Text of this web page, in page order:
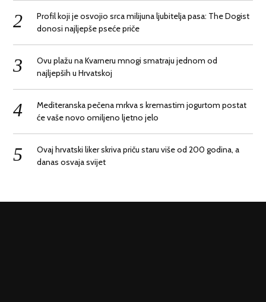
Profil koji je osvojio srca milijuna ljubitelja pasa: The Dogist
donosi najljepše pseće priče
Ovu plažu na Kvarneru mnogi smatraju jednom od
najljepših u Hrvatskoj
Mediteranska pečena mrkva s kremastim jogurtom postat
će vaše novo omiljeno ljetno jelo
Ovaj hrvatski liker skriva priču staru više od 200 godina, a
danas osvaja svijet